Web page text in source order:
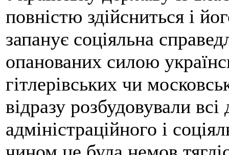
повністю здійсниться і
запанує соціяльна
опанованих силою
гітлерівських чи
відразу розбудовували
адміністраційного і